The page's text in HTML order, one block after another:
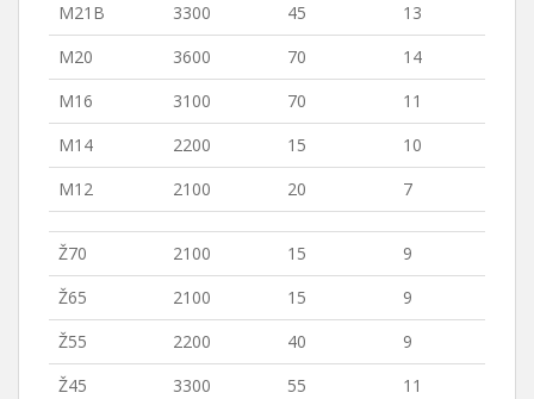
M21B
3300 45
13
M20
3600 70
14
M16
3100 70
11
M14
2200 15
10
M12
2100 20 7
Ž70 2100 15
9
Ž65
2100 15
9
Ž55
2200 40
9
Ž45
3300 55
11